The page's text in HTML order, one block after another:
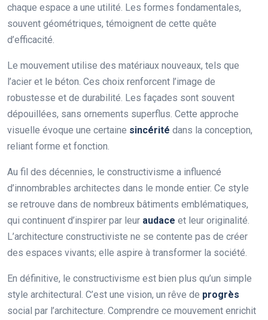
chaque espace a une utilité. Les formes fondamentales,
souvent géométriques, témoignent de cette quête
d’efficacité.
Le mouvement utilise des matériaux nouveaux, tels que
l’acier et le béton. Ces choix renforcent l’image de
robustesse et de durabilité. Les façades sont souvent
dépouillées, sans ornements superflus. Cette approche
visuelle évoque une certaine sincérité dans la conception,
reliant forme et fonction.
Au fil des décennies, le constructivisme a influencé
d’innombrables architectes dans le monde entier. Ce style
se retrouve dans de nombreux bâtiments emblématiques,
qui continuent d’inspirer par leur audace et leur originalité.
L’architecture constructiviste ne se contente pas de créer
des espaces vivants; elle aspire à transformer la société.
En définitive, le constructivisme est bien plus qu’un simple
style architectural. C’est une vision, un rêve de progrès
social par l’architecture. Comprendre ce mouvement enrichit